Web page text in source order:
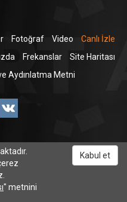
Fotoğraf Video
Canlı İzle
Frekanslar
Site Haritası
Aydınlatma Metni
YouTube
" metnini
Kabul et